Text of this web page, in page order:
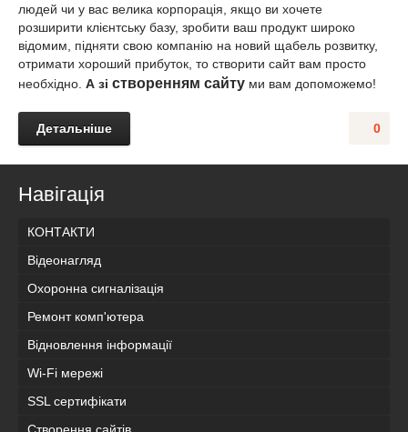
людей чи у вас велика корпорація, якщо ви хочете
розширити клієнтську базу, зробити ваш продукт широко
відомим, підняти свою компанію на новий щабель розвитку,
отримати хороший прибуток, то створити сайт вам просто
необхідно. А зі створенням сайту ми вам допоможемо!
0
Детальніше
Навігація
КОНТАКТИ
Відеонагляд
Охоронна сигналізація
Ремонт комп'ютера
Відновлення інформації
Wi-Fi мережі
SSL сертифікати